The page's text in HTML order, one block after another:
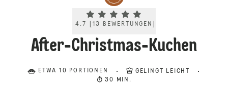
Current rating 4.7. Click to rate.
4.7 13 BEWERTUNGEN
After-Christmas-Kuchen
ETWA 10 PORTIONEN
GELINGT LEICHT
30 MIN.